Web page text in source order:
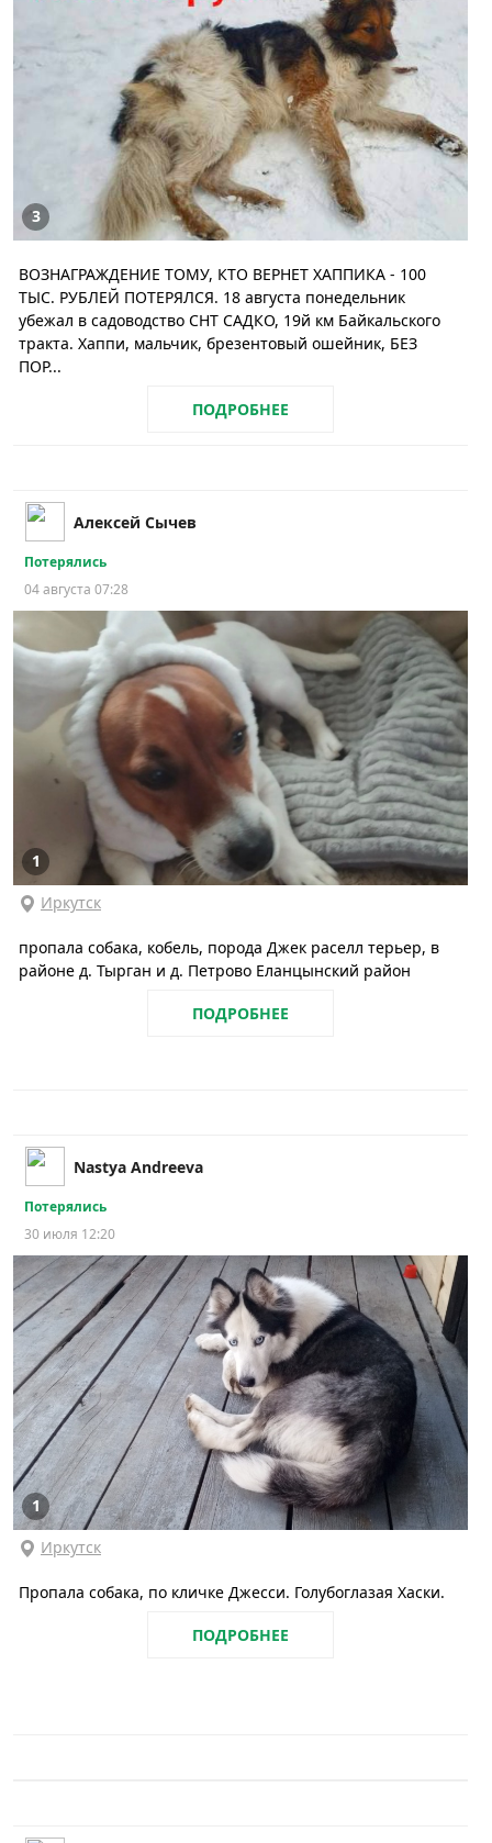
3
ВОЗНАГРАЖДЕНИЕ ТОМУ, КТО ВЕРНЕТ ХАППИКА - 100
ТЫС. РУБЛЕЙ ПОТЕРЯЛСЯ. 18 августа понедельник
убежал в садоводство СНТ САДКО, 19й км Байкальского
тракта. Хаппи, мальчик, брезентовый ошейник, БЕЗ
ПОР...
ПОДРОБНЕЕ
Алексей Сычев
Потерялись
04 августа 07:28
1
Иркутск
пропала собака, кобель, порода Джек раселл терьер, в
районе д. Тырган и д. Петрово Еланцынский район
ПОДРОБНЕЕ
Nastya Andreeva
Потерялись
30 июля 12:20
1
Иркутск
Пропала собака, по кличке Джесси. Голубоглазая Хаски.
ПОДРОБНЕЕ